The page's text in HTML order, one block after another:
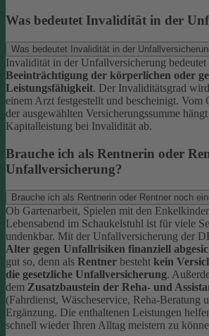
Was bedeutet Invalidität in der
Was bedeutet Invalidität in der
Invalidität in der Unfallversicherung bedeutet
Beeinträchtigung der körperlichen oder
Leistungsfähigkeit. Der Invaliditätsgrad
einem Arzt festgestellt und bescheinigt. Vom
der ausgewählten Versicherungssumme
Kapitalleistung bei Invalidität ab.
Brauche ich als Rentnerin oder
Unfallversicherung?
Brauche ich als Rentnerin oder Rentner noch
Ob Gartenarbeit, Spielen mit den
Lebensabend im Schaukelstuhl ist für viele
undenkbar. Mit der Unfallversicherung der
Alter gegen Unfallrisiken finanziell
gut so, denn als Rentner besteht kein
die gesetzliche Unfallversicherung.
dem Zusatzbaustein der Reha- und
(Fahrdienst, Wäscheservice, Reha-Beratung
Ergänzung. Die enthaltenen Leistungen
schnell wieder Ihren Alltag meistern zu